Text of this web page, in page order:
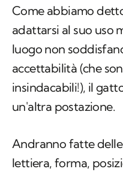
Come abbiamo
adattarsi al suo uso
luogo non
accettabilità (che
insindacabili!), il
un'altra postazione.
Andranno fatte
lettiera, forma,